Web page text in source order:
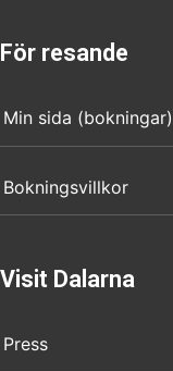
För resande
Min sida (bokningar)
Bokningsvillkor
Visit Dalarna
Press